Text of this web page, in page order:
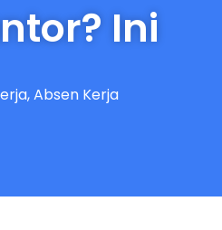
Ini
,Absen Kerja